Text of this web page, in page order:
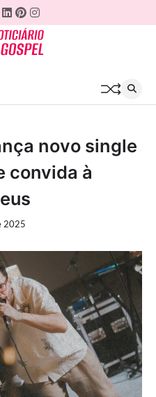
Linkedin
Pinterest
Instagram
novo single
convida à
2025